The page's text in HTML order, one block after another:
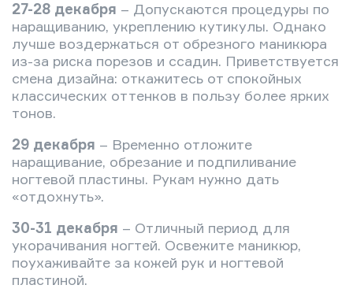
27-28 декабря – Допускаются процедуры по
наращиванию, укреплению кутикулы. Однако
лучше воздержаться от обрезного маникюра
из-за риска порезов и ссадин. Приветствуется
смена дизайна: откажитесь от спокойных
классических оттенков в пользу более ярких
тонов.
29 декабря – Временно отложите
наращивание, обрезание и подпиливание
ногтевой пластины. Рукам нужно дать
«отдохнуть».
30-31 декабря – Отличный период для
укорачивания ногтей. Освежите маникюр,
поухаживайте за кожей рук и ногтевой
пластиной.